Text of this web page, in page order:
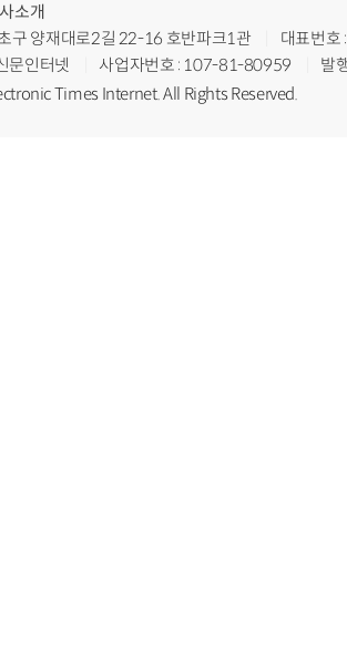
소개
구 양재대로2길 22-16 호반파크1관
대표번
문인터넷
사업자번호 : 107-81-80959
발
Times Internet. All Rights Reserved.